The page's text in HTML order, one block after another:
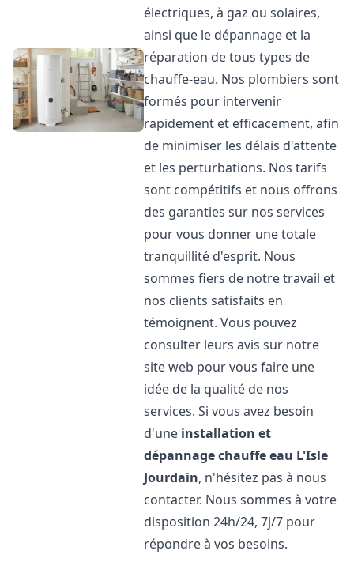
électriques, à gaz ou solaires,
ainsi que le dépannage et la
réparation de tous types de
chauffe-eau. Nos plombiers sont
formés pour intervenir
rapidement et efficacement, afin
de minimiser les délais d'attente
et les perturbations. Nos tarifs
sont compétitifs et nous offrons
des garanties sur nos services
pour vous donner une totale
tranquillité d'esprit. Nous
sommes fiers de notre travail et
nos clients satisfaits en
témoignent. Vous pouvez
consulter leurs avis sur notre
site web pour vous faire une
idée de la qualité de nos
services. Si vous avez besoin
d'une installation et
dépannage chauffe eau L'Isle
Jourdain, n'hésitez pas à nous
contacter. Nous sommes à votre
disposition 24h/24, 7j/7 pour
répondre à vos besoins.